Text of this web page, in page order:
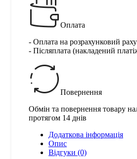
Оплата
- Оплата на розрахунковий
- Післяплата (накладений
Повернення
Обмін та повернення товару
протягом 14 днів
Додаткова інформація
Опис
Відгуки (0)